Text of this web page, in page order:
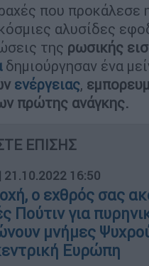
που προκάλεσε
αλυσίδες
της ρωσικής
δημιούργησαν ένα
ενέργειας,
πρώτης ανάγκης.
ΕΠΙΣΗΣ
| 21.10.2022 16:50
ο εχθρός σας
Πούτιν για
μνήμες
Ευρώπη